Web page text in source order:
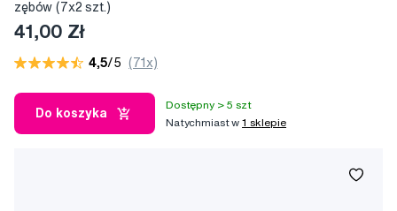
zębów (7x2 szt.)
41,00 Zł
4,5/5 (71x)
Do koszyka
Dostępny > 5 szt
Natychmiast w1 sklepie